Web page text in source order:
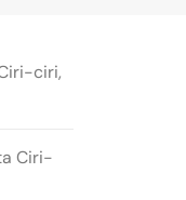
ciri,
Ciri-